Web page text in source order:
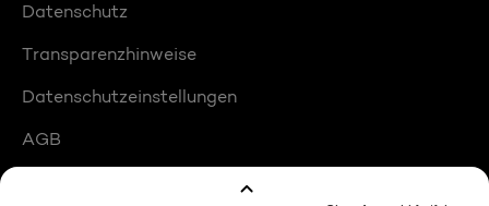
Datenschutz
Transparenzhinweise
Datenschutzeinstellungen
AGB